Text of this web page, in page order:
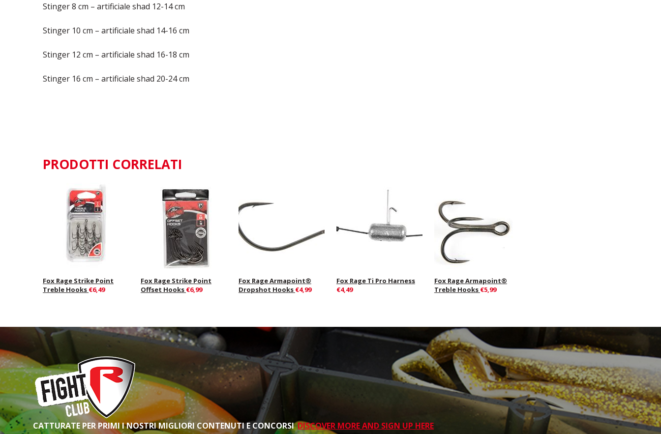
Stinger 8 cm – artificiale shad 12-14 cm
Stinger 10 cm – artificiale shad 14-16 cm
Stinger 12 cm – artificiale shad 16-18 cm
Stinger 16 cm – artificiale shad 20-24 cm
PRODOTTI CORRELATI
Fox Rage Strike Point
Treble Hooks €6,49
Fox Rage Strike Point
Offset Hooks €6,99
Fox Rage Armapoint®
Dropshot Hooks €4,99
Fox Rage Ti Pro Harness
€4,49
Fox Rage Armapoint®
Treble Hooks €5,99
CATTURATE PER PRIMI I NOSTRI MIGLIORI CONTENUTI E CONCORSIDISCOVER MORE AND SIGN UP HERE